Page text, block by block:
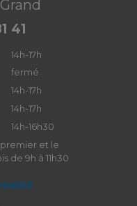
41
14h-17h
fermé
14h-17h
14h-17h
14h-16h30
et le
de 9h à 11h30